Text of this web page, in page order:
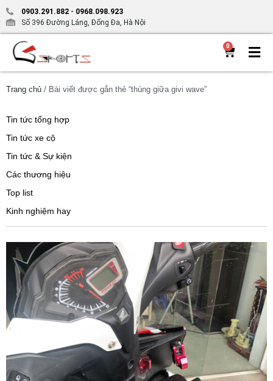
0903.291.882 - 0968.098.923
Số 396 Đường Láng, Đống Đa, Hà Nội
0
Trang chủ / Bài viết được gắn thẻ “thùng giữa givi wave”
Tin tức tổng hợp
Tin tức xe cộ
Tin tức & Sự kiện
Các thương hiệu
Top list
Kinh nghiệm hay